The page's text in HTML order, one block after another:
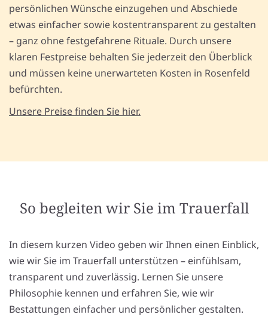
persönlichen Wünsche einzugehen und Abschiede
etwas einfacher sowie kostentransparent zu gestalten
– ganz ohne festgefahrene Rituale. Durch unsere
klaren Festpreise behalten Sie jederzeit den Überblick
und müssen keine unerwarteten Kosten in Rosenfeld
befürchten.
Unsere Preise finden Sie hier.
So begleiten wir Sie im Trauerfall
In diesem kurzen Video geben wir Ihnen einen Einblick,
wie wir Sie im Trauerfall unterstützen – einfühlsam,
transparent und zuverlässig. Lernen Sie unsere
Philosophie kennen und erfahren Sie, wie wir
Bestattungen einfacher und persönlicher gestalten.